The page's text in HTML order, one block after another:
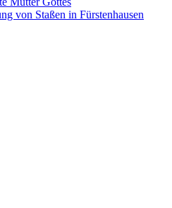
von Staßen in Fürstenhausen